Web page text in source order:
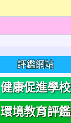
評鑑網站
健康促進學校
環境教育評鑑